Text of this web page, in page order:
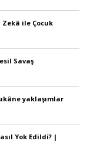
Zekâ ile Çocuk
Savaş
yaklaşımlar
Yok Edildi? |